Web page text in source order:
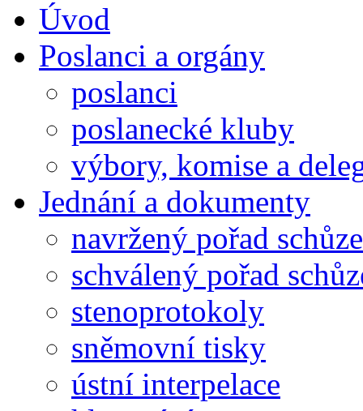
Úvod
Poslanci a orgány
poslanci
poslanecké kluby
výbory, komise a
Jednání a dokumenty
navržený pořad schůze
schválený pořad
stenoprotokoly
sněmovní tisky
ústní interpelace